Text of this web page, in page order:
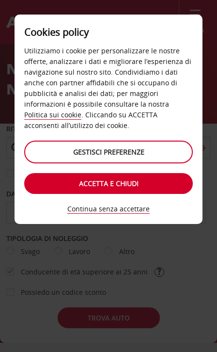
Menù
Welcome
AvisNoleggio auto Hotel Circle
North
RITIRO DA
Scegli una località di riconsegna diversa
DAL GIORNO AL GIORNO
TIPOLOGIA DI NOLEGGIO
Svago
Lavoro Altro
Conducente di età superiore ai 25 anni
Possiedo un codice sconto
TROVA AUTO
Cookies policy
Utilizziamo i cookie per personalizzare le nostre
offerte, analizzare i dati e migliorare l’esperienza di
navigazione sul nostro sito. Condividiamo i dati
anche con partner affidabili che si occupano di
pubblicità e analisi dei dati; per maggiori
informazioni è possibile consultare la nostra
Politica sui cookie. Cliccando su ACCETTA
acconsenti all’utilizzo dei cookie.
GESTISCI PREFERENZE
ACCETTA E CHIUDI
Continua senza accettare